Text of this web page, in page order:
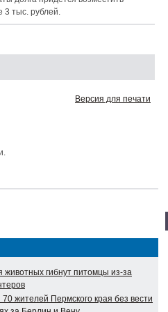
3 тыс. рублей.
Версия для печати
животных гибнут питомцы из-за
жителей Пермского края без вести